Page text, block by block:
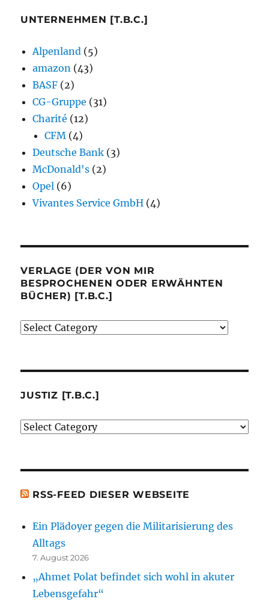
UNTERNEHMEN [T.B.C.]
Alpenland (5)
amazon (43)
BASF (2)
CG-Gruppe (31)
Charité (12)
CFM (4)
Deutsche Bank (3)
McDonald's (2)
Opel (6)
Vivantes Service GmbH (4)
VERLAGE (DER VON MIR
BESPROCHENEN ODER ERWÄHNTEN
BÜCHER) [T.B.C.]
Verlage
besprochenen
erwähnten
JUSTIZ [T.B.C.]
Justiz
RSS-FEED DIESER WEBSEITE
Ein Plädoyer gegen die Militarisierung des
Alltags
7. August 2026
„Ahmet Polat befindet sich wohl in akuter
Lebensgefahr“